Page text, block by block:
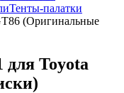
Тенты-палатки
(Оригинальные
для Toyota